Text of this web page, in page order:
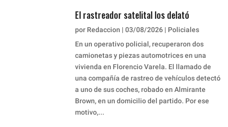
El rastreador satelital los delató
por Redaccion | 03/08/2026 | Policiales
En un operativo policial, recuperaron dos
camionetas y piezas automotrices en una
vivienda en Florencio Varela. El llamado de
una compañía de rastreo de vehículos detectó
a uno de sus coches, robado en Almirante
Brown, en un domicilio del partido. Por ese
motivo,...